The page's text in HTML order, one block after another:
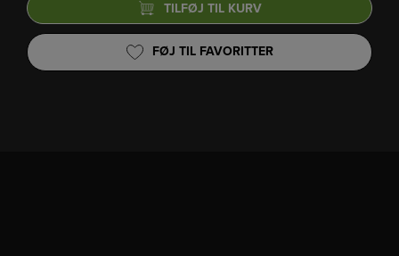
TILFØJ TIL KURV
FØJ TIL FAVORITTER